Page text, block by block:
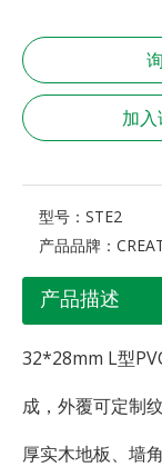
加
型号： STE2
产品品牌：
产品描述
32*28mm L型
成，外覆可定制
厚实木地板、墙